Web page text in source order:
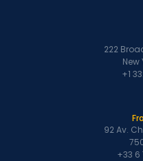
222
New
+1
92 Av.
+33 6